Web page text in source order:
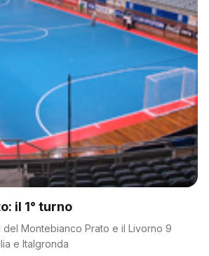
il 1° turno
del Montebianco Prato e il Livorno 9
e Italgronda